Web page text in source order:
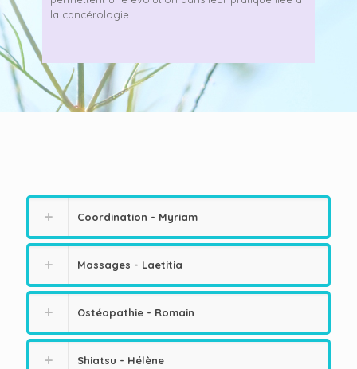
la cancérologie.
Coordination - Myriam
Massages - Laetitia
Ostéopathie - Romain
Shiatsu - Hélène